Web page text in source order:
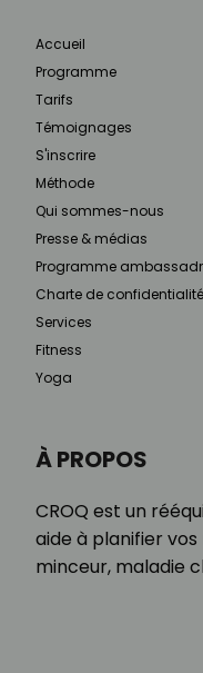
À PROPOS
CROQ est un
aide à planifier
minceur, maladie
Accueil
Programme
Tarifs
Témoignages
S'inscrire
Méthode
Qui sommes-nous
Presse & médias
Programme
Charte de confidentialité
Services
Fitness
Yoga